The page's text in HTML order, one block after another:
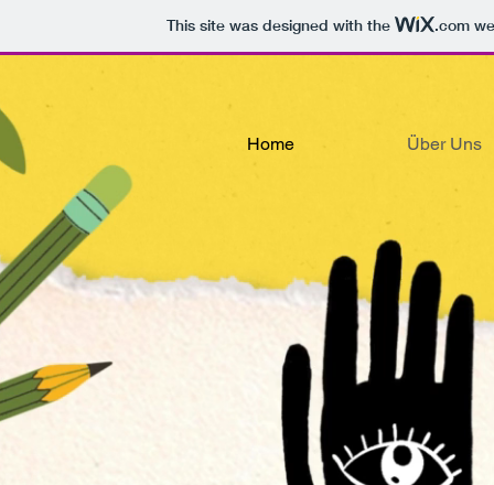
This site was designed with the .com
Home Über Uns